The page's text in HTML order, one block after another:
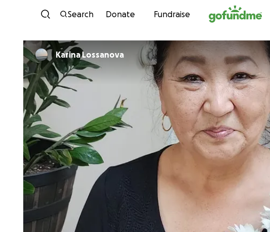
Skip to content
Search Donate Fundraise
Karina Lossanova